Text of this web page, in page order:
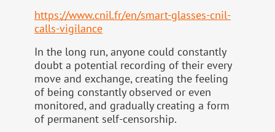
https://www.cnil.fr/en/smart-glasses-cnil-
calls-vigilance
In the long run, anyone could constantly
doubt a potential recording of their every
move and exchange, creating the feeling
of being constantly observed or even
monitored, and gradually creating a form
of permanent self-censorship.